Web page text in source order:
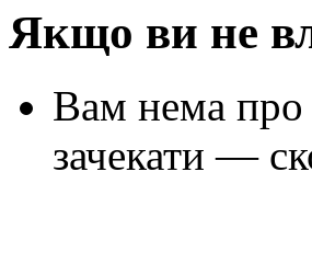
Якщо ви не
Вам нема про
зачекати —